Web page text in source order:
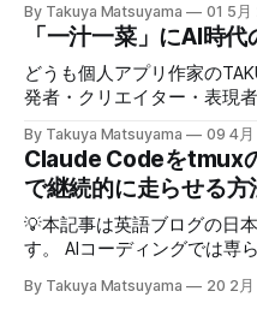
ら頑張って面白い話をひね
なった。話の結論も何もい
「いいですね」「ほんじゃ
締めくくる。反応に困った
で便利！男相手の会話でも
きそうだ。 天気が悪くてだるいので、やる気が出るまで部
屋でレシートの撮影などの
トを撮ったら事務代行さん
ーラムをチェックしたら、
き起こしが出来たので、こ
さい。 ※ギアアイコンをクリックして、音声と字幕を日本語
に変更できます。 00:00 イントロ:TAKUYAさんようこそ
01:32 TAKUYAさんの自己
がフリーランス案件につな
うになるまで 12:15 なぜ最
14:54 AI登場前、英語コピー
ーディング時代をどう見て
ずつレビューする使い方
の 25:53 AI時代に「感性」
By Takuya Matsuyama 01 5月
「一汁一菜」にAI時
どうも個人アプリ作家の
発者・クリエイター・表現
の「健やかに生きる」とは
づくりを楽しみ続けるという意味です。
近のAIの急速な進化の中で
くかを悩んでいる方は多い
べてに対する正解はわかり
人はいないからです。 でも自分は、ソフトウェア寄りのア
ーティストとして生きる上
By Takuya Matsuyama 09 4
Claude Codeをtmux
で継続的に走らせる方
💡本記事は英語ブログの日本語訳です。 ど
す。 AIコーディングでは専らClaude Codeを使っています。
いたのですが、幅が狭すぎ
By Takuya Matsuyama 20 2